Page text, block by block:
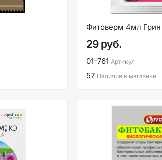
Фитоверм 4мл Грин
29 руб.
01-761 Артикул
57 Наличие в магазине